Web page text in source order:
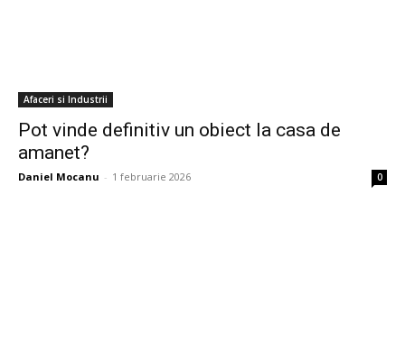
Afaceri si Industrii
Pot vinde definitiv un obiect la casa de
amanet?
Daniel Mocanu - 1 februarie 2026 0